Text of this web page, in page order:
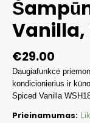
Vanilla,
€29.00
Daugiafunkcė
kondicionierius ir
Spiced Vanilla
Prieinamumas: